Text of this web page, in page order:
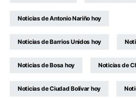
Noticias de Antonio Nariño hoy
Noticias de Barrios Unidos hoy
Noticias de Bosa hoy Noticias de
Noticias de Ciudad Bolívar hoy